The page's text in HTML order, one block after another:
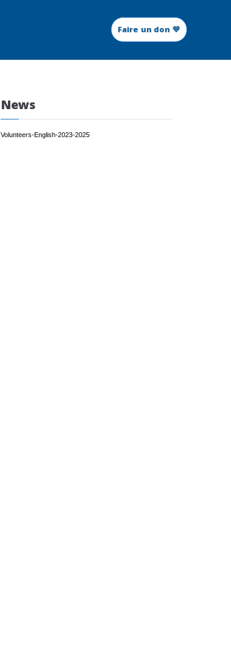
Faire un don 💙
News
Volunteers-English-2023-2025